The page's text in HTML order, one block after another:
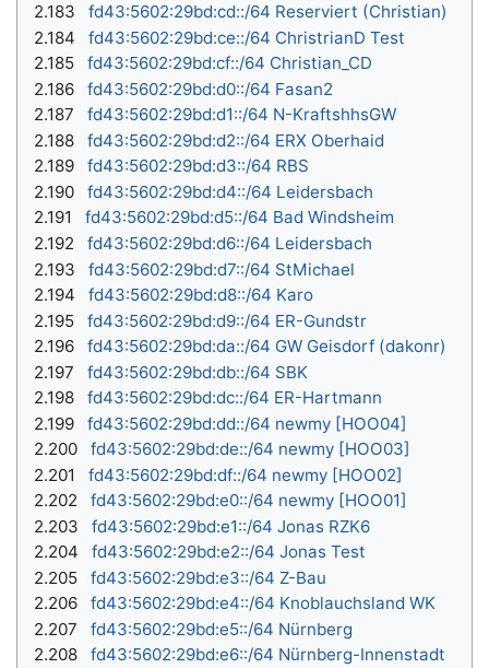
2.183
fd43:5602:29bd:cd::/64 Reserviert (Christian)
2.184
fd43:5602:29bd:ce::/64 ChristrianD Test
2.185
fd43:5602:29bd:cf::/64 Christian_CD
2.186
fd43:5602:29bd:d0::/64 Fasan2
2.187
fd43:5602:29bd:d1::/64 N-KraftshhsGW
2.188
fd43:5602:29bd:d2::/64 ERX Oberhaid
2.189
fd43:5602:29bd:d3::/64 RBS
2.190
fd43:5602:29bd:d4::/64 Leidersbach
2.191
fd43:5602:29bd:d5::/64 Bad Windsheim
2.192
fd43:5602:29bd:d6::/64 Leidersbach
2.193
fd43:5602:29bd:d7::/64 StMichael
2.194
fd43:5602:29bd:d8::/64 Karo
2.195
fd43:5602:29bd:d9::/64 ER-Gundstr
2.196
fd43:5602:29bd:da::/64 GW Geisdorf (dakonr)
2.197
fd43:5602:29bd:db::/64 SBK
2.198
fd43:5602:29bd:dc::/64 ER-Hartmann
2.199
fd43:5602:29bd:dd::/64 newmy [HOO04]
2.200
fd43:5602:29bd:de::/64 newmy [HOO03]
2.201
fd43:5602:29bd:df::/64 newmy [HOO02]
2.202
fd43:5602:29bd:e0::/64 newmy [HOO01]
2.203
fd43:5602:29bd:e1::/64 Jonas RZK6
2.204
fd43:5602:29bd:e2::/64 Jonas Test
2.205
fd43:5602:29bd:e3::/64 Z-Bau
2.206
fd43:5602:29bd:e4::/64 Knoblauchsland WK
2.207
fd43:5602:29bd:e5::/64 Nürnberg
2.208
fd43:5602:29bd:e6::/64 Nürnberg-Innenstadt